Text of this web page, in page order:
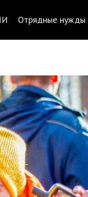
Отрядные нужды